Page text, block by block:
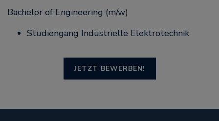
Bachelor of Engineering (m/w)
Studiengang Industrielle Elektrotechnik
JETZT BEWERBEN!